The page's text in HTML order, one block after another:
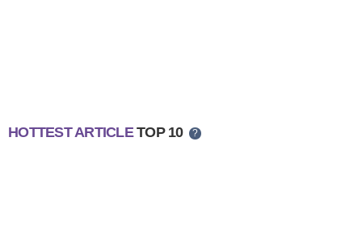
HOTTEST ARTICLETOP 10 ?